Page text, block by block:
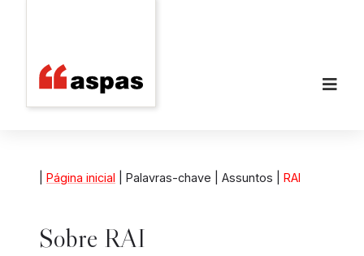
Página inicial | Palavras-chave | Assuntos | RAI
Sobre RAI